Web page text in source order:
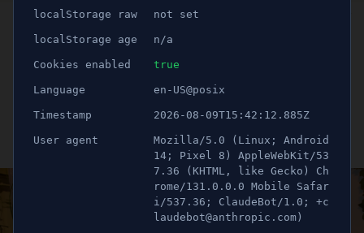
MINGELBILDER v.10 –
Se vilka som var ute i
helgen
Publicerad 11 mars 2024 22:47
localStorage raw not set
localStorage age n/a
Cookies enabled true
Language en-US@posix
Timestamp 2026-08-09T15:42:12.885Z
User agent
Mozilla/5.0 (Linux; Android
14; Pixel 8) AppleWebKit/53
7.36 (KHTML, like Gecko) Ch
rome/131.0.0.0 Mobile Safar
i/537.36; ClaudeBot/1.0; +c
laudebot@anthropic.com)